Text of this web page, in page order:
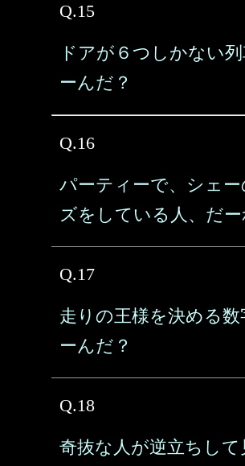
Q.15
ドアが６つしかない
ーんだ？
Q.16
パーティーで、シェー
ズをしている人、だー
Q.17
走りの王様を決める数
ーんだ？
Q.18
奇抜な人が逆立ちして